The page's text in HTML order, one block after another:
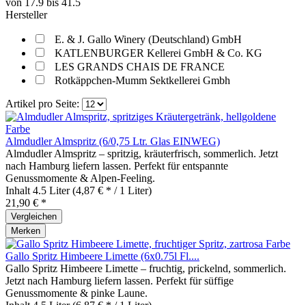
Hersteller
E. & J. Gallo Winery (Deutschland) GmbH
KATLENBURGER Kellerei GmbH & Co. KG
LES GRANDS CHAIS DE FRANCE
Rotkäppchen-Mumm Sektkellerei Gmbh
Artikel pro Seite:
Almdudler Almspritz (6/0,75 Ltr. Glas EINWEG)
Almdudler Almspritz – spritzig, kräuterfrisch, sommerlich. Jetzt
nach Hamburg liefern lassen. Perfekt für entspannte
Genussmomente & Alpen‑Feeling.
Inhalt 4.5 Liter(4,87 € * / 1 Liter)
21,90 € *
Vergleichen
Merken
Gallo Spritz Himbeere Limette (6x0.75l Fl....
Gallo Spritz Himbeere Limette – fruchtig, prickelnd, sommerlich.
Jetzt nach Hamburg liefern lassen. Perfekt für süffige
Genussmomente & pinke Laune.